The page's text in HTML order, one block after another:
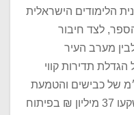
הלימודים הישראלית
לצד חיבור
מערב העיר
תדירות קווי
הציבורית, סלילת 10 ק״מ של כבישים והטמעת
שימוש בכרטיסי רב קו. כמו כן, הושקעו 37 מיליון ₪ בפיתוח